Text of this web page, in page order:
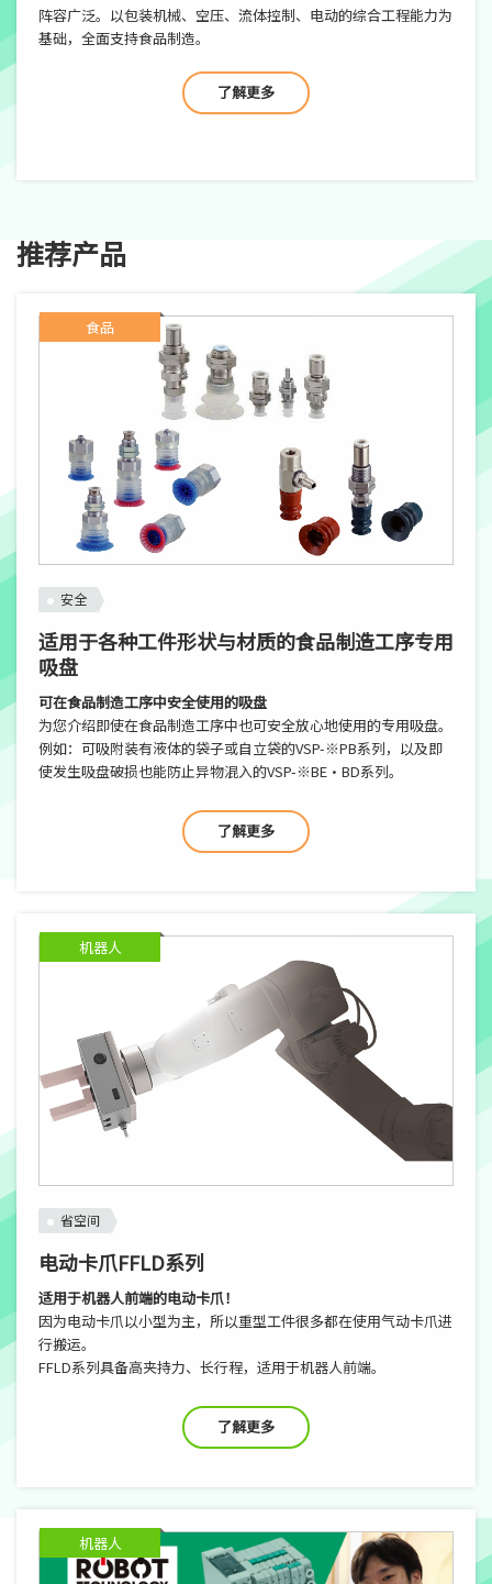
阵容广泛。以包装机械、空压、流体控制、电动的综合工程能力为
基础，全面支持食品制造。
了解更多
推荐产品
食品
安全
适用于各种工件形状与材质的食品制造工序专用
吸盘
可在食品制造工序中安全使用的吸盘
为您介绍即使在食品制造工序中也可安全放心地使用的专用吸盘。
例如：可吸附装有液体的袋子或自立袋的VSP-※PB系列，以及即
使发生吸盘破损也能防止异物混入的VSP-※BE・BD系列。
了解更多
机器人
省空间
电动卡爪FFLD系列
适用于机器人前端的电动卡爪！
因为电动卡爪以小型为主，所以重型工件很多都在使用气动卡爪进
行搬运。
FFLD系列具备高夹持力、长行程，适用于机器人前端。
了解更多
机器人